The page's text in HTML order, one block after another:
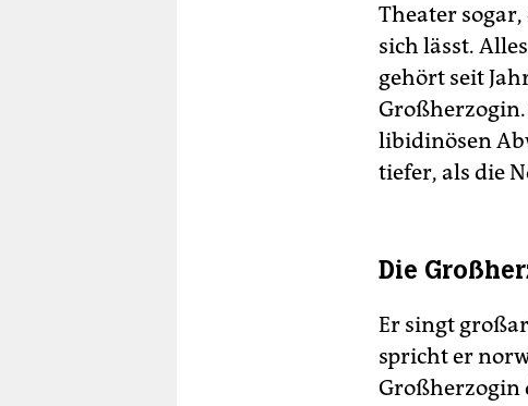
Theater
sich lässt.
gehört seit
libidinösen
tiefer, als die
Die
Er singt
spricht er
Großherzogin